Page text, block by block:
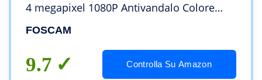
4 megapixel 1080P Antivandalo Colore
Nero
FOSCAM
9.7 Controlla Su Amazon